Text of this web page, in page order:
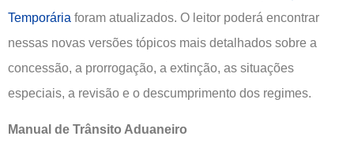
Temporária foram atualizados. O leitor poderá encontrar
nessas novas versões tópicos mais detalhados sobre a
concessão, a prorrogação, a extinção, as situações
especiais, a revisão e o descumprimento dos regimes.
Manual de Trânsito Aduaneiro